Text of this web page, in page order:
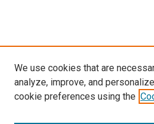
We use cookies that are
analyze, improve, and
cookie preferences using the